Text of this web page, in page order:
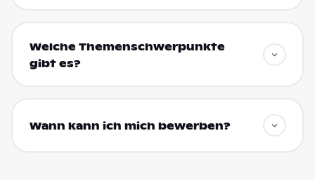
Welche Themenschwerpunkte
gibt es?
Wann kann ich mich bewerben?